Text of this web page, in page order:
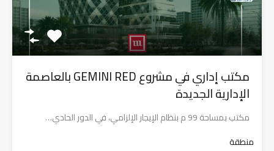
مكتب إداري في مشروع GEMINI RED بالعاصمة
الإدارية الجديدة
مكتب بمساحة 99 م بنظام الإيجار الإلزامي، في الدور الحادي…
منطقة